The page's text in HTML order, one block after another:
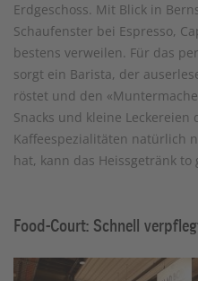
Erdgeschoss. Mit Blick in
Schaufenster bei Espresso,
bestens verweilen. Für das
sorgt ein Barista, der
röstet und den
Snacks und kleine Leckereien
Kaffeespezialitäten natürlich
hat, kann das Heissgetränk to
Food-Court: Schnell